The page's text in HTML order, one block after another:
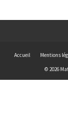
Accueil Mentions
© 2026